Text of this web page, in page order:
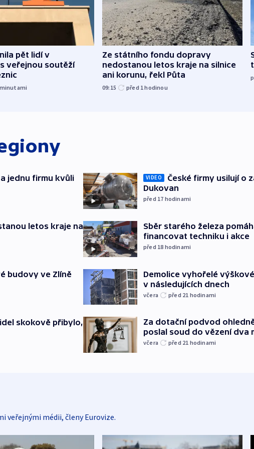
pět lidí v
veřejnou soutěží
minutami
Ze státního fondu dopravy
nedostanou letos kraje na silnice
ani korunu, řekl Půta
09:15 před 1hodinou
jednu firmu kvůli
letos kraje na
budovy ve Zlíně
skokově přibylo,
VIDEO
České firmy usilují o
Dukovan
před 17 hodinami
Sběr starého železa
financovat techniku i akce
před 18 hodinami
Demolice vyhořelé
v následujících dnech
včera před 21 hodinami
Za dotační podvod
poslal soud do vězení dva
včera před 21 hodinami
veřejnými médii, členy Eurovize.